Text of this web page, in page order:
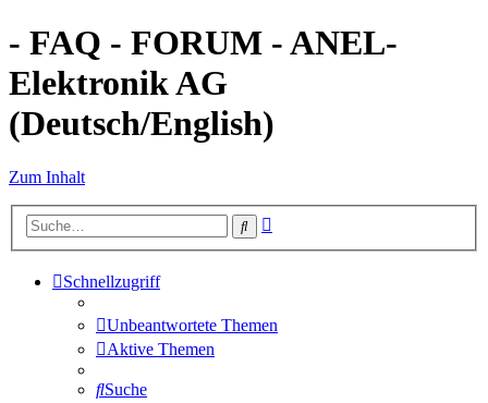
- FAQ - FORUM - ANEL-
Elektronik AG
(Deutsch/English)
Zum Inhalt
Suche
Schnellzugriff
Unbeantwortete Themen
Aktive Themen
Suche